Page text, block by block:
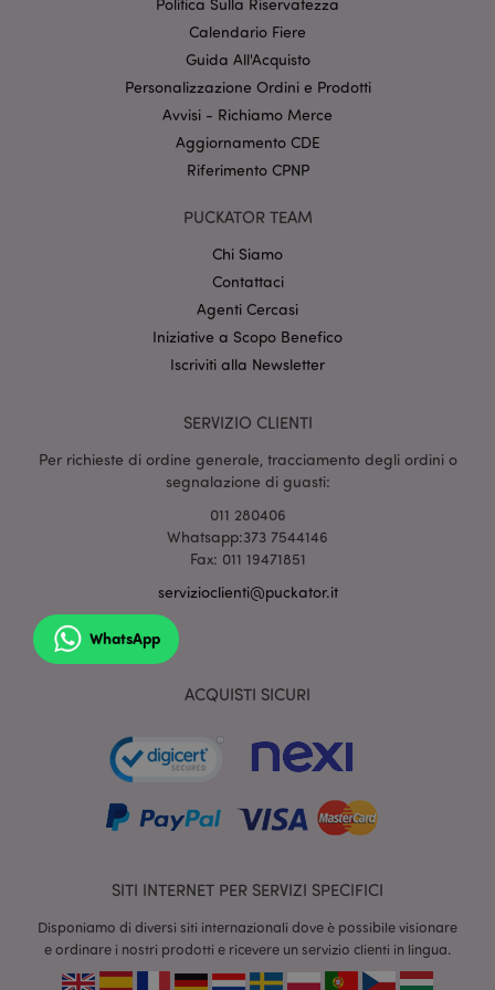
Calendario Fiere
Guida All'Acquisto
Personalizzazione Ordini e Prodotti
Avvisi - Richiamo Merce
Aggiornamento CDE
Riferimento CPNP
PUCKATOR TEAM
Chi Siamo
Contattaci
Agenti Cercasi
Iniziative a Scopo Benefico
Iscriviti alla Newsletter
SERVIZIO CLIENTI
Per richieste di ordine generale, tracciamento degli ordini o
segnalazione di guasti:
011 280406
Whatsapp:373 7544146
Fax: 011 19471851
servizioclienti@puckator.it
WhatsApp
ACQUISTI SICURI
SITI INTERNET PER SERVIZI SPECIFICI
Disponiamo di diversi siti internazionali dove è possibile visionare
e ordinare i nostri prodotti e ricevere un servizio clienti in lingua.
senza i cookie strettamente necessari.
CookieScriptConsent
CookieScript
recently_viewed_product
mage-cache-sessid
section_data_ids
form_key
Adobe Inc.
l"Informativa sulla privacy di Google